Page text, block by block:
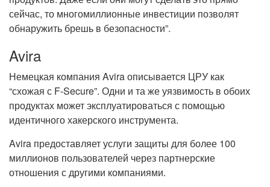
сейчас, то многомиллионные инвестиции позволят
обнаружить брешь в безопасности”.
Avira
Немецкая компания Avira описывается ЦРУ как
“схожая с F-Secure”. Одни и та же уязвимость в обоих
продуктах может эксплуатироваться с помощью
идентичного хакерского инструмента.
Avira предоставляет услуги защиты для более 100
миллионов пользователей через партнерские
отношения с другими компаниями.